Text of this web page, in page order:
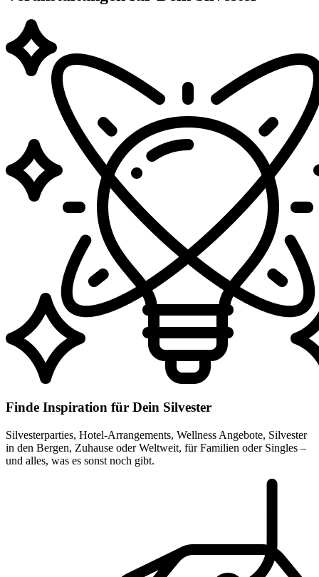
Finde Inspiration für Dein Silvester
Silvesterparties, Hotel-Arrangements, Wellness Angebote, Silvester
in den Bergen, Zuhause oder Weltweit, für Familien oder Singles –
und alles, was es sonst noch gibt.